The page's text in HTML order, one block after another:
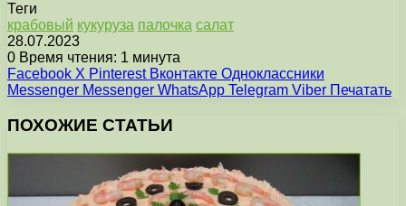
Теги
крабовый кукуруза палочка салат
28.07.2023
0 Время чтения: 1 минута
Facebook X Pinterest Вконтакте Одноклассники
Messenger Messenger WhatsApp Telegram Viber Печатать
ПОХОЖИЕ СТАТЬИ